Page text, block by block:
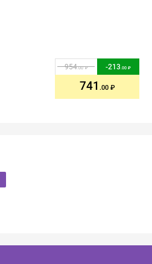
954.00 -213.00
741 .00